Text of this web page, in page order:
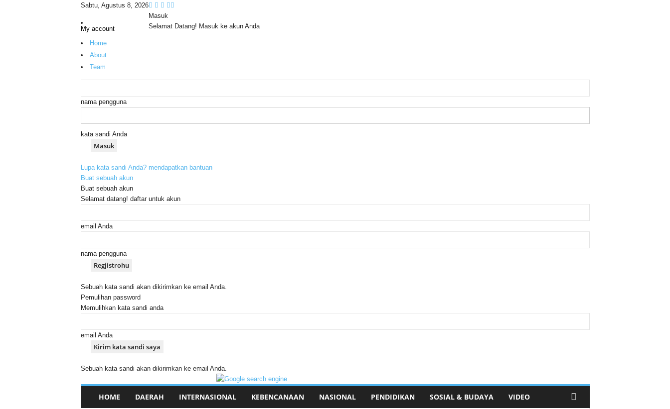
Sabtu, Agustus 8, 2026
My account
Home
About
Team
Masuk
Selamat Datang! Masuk ke akun Anda
nama pengguna
kata sandi Anda
Lupa kata sandi Anda? mendapatkan bantuan
Buat sebuah akun
Buat sebuah akun
Selamat datang! daftar untuk akun
email Anda
nama pengguna
Sebuah kata sandi akan dikirimkan ke email Anda.
Pemulihan password
Memulihkan kata sandi anda
email Anda
Sebuah kata sandi akan dikirimkan ke email Anda.
HOME DAERAH INTERNASIONAL KEBENCANAAN NASIONAL PENDIDIKAN SOSIAL & BUDAYA VIDEO